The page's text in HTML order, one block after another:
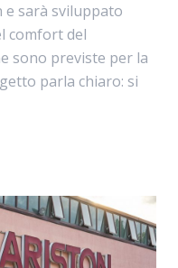
e sarà sviluppato
comfort del
sono previste per la
parla chiaro: si